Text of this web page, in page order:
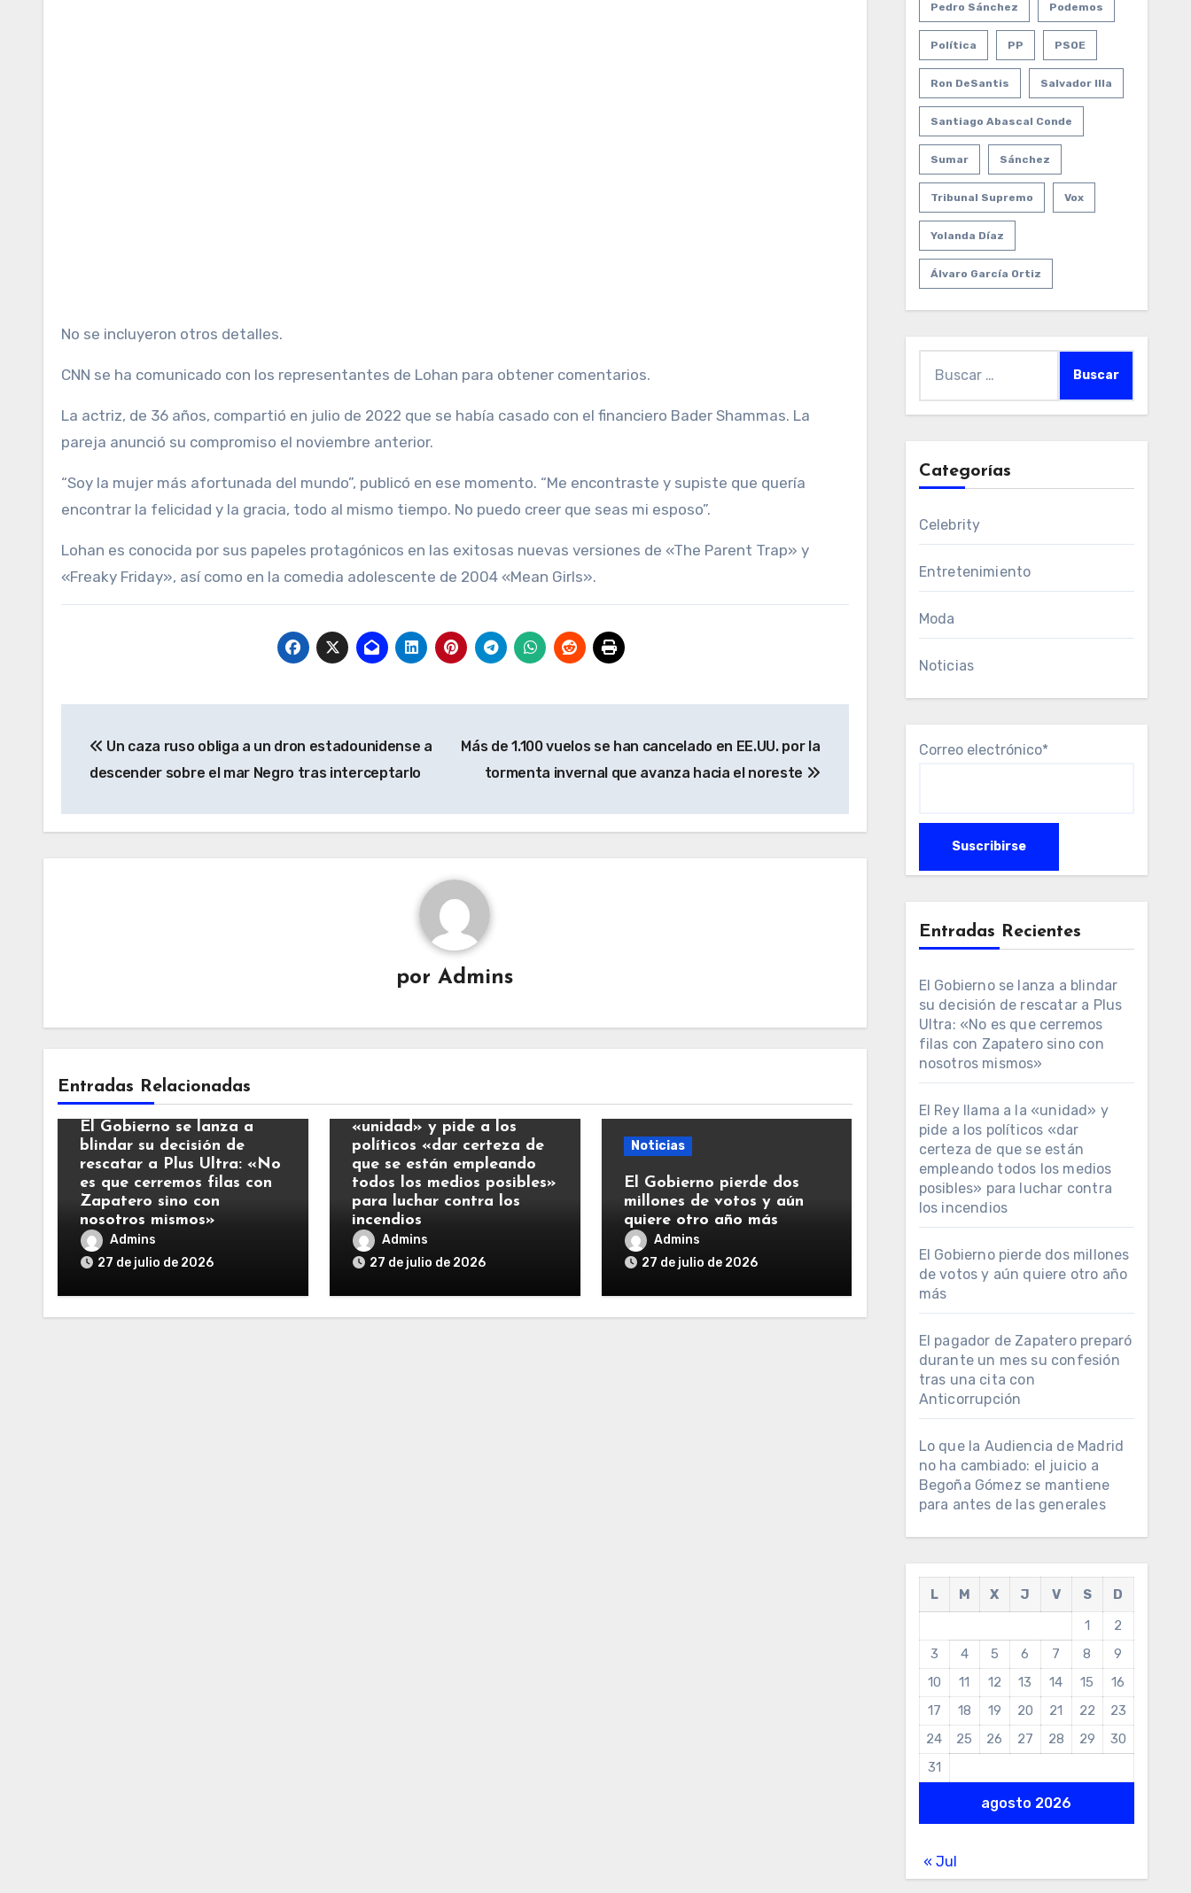
No se incluyeron otros detalles.
CNN se ha comunicado con los representantes de Lohan para obtener comentarios.
La actriz, de 36 años, compartió en julio de 2022 que se había casado con el financiero Bader Shammas. La
pareja anunció su compromiso el noviembre anterior.
“Soy la mujer más afortunada del mundo”, publicó en ese momento. “Me encontraste y supiste que quería
encontrar la felicidad y la gracia, todo al mismo tiempo. No puedo creer que seas mi esposo”.
Lohan es conocida por sus papeles protagónicos en las exitosas nuevas versiones de «The Parent Trap» y
«Freaky Friday», así como en la comedia adolescente de 2004 «Mean Girls».
de
Un caza ruso obliga a un dron estadounidense a
descender sobre el mar Negro tras interceptarlo
Más de 1.100 vuelos se han cancelado en EE.UU. por la
tormenta invernal que avanza hacia el noreste
porAdmins
Entradas Relacionadas
Noticias
El Gobierno se lanza a
blindar su decisión de
rescatar a Plus Ultra: «No
es que cerremos filas con
Zapatero sino con
nosotros mismos»
Admins
27 de julio de 2026
El Rey llama a la
«unidad» y pide a los
políticos «dar certeza de
que se están empleando
todos los medios posibles»
para luchar contra los
incendios
Admins
27 de julio de 2026
Noticias
El Gobierno pierde dos
millones de votos y aún
quiere otro año más
Admins
27 de julio de 2026
Pedro Sánchez Podemos
Política PP PSOE
Ron DeSantis Salvador Illa
Santiago Abascal Conde
Sumar Sánchez
Tribunal Supremo Vox
Yolanda Díaz
Álvaro García Ortiz
Categorías
Celebrity
Entretenimiento
Moda
Noticias
Correo electrónico*
Entradas Recientes
El Gobierno se lanza a blindar
su decisión de rescatar a Plus
Ultra: «No es que cerremos
filas con Zapatero sino con
nosotros mismos»
El Rey llama a la «unidad» y
pide a los políticos «dar
certeza de que se están
empleando todos los medios
posibles» para luchar contra
los incendios
El Gobierno pierde dos millones
de votos y aún quiere otro año
más
El pagador de Zapatero preparó
durante un mes su confesión
tras una cita con
Anticorrupción
Lo que la Audiencia de Madrid
no ha cambiado: el juicio a
Begoña Gómez se mantiene
para antes de las generales
agosto 2026
L M X J V S
D
1
2
3
4 5 6 7 8
9
10
11 12 13 14 15
16
17
18 19 20 21 22
23
24
25 26 27 28 29
30
31
« Jul